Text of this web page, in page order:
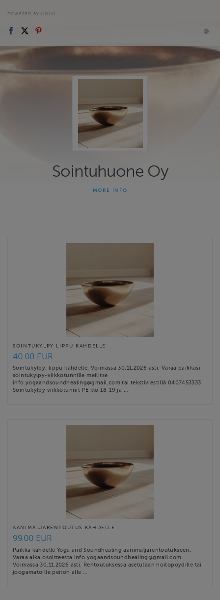
POWERED BY HOLVI
Sointuhuone Oy
(max osallistujamäärä 11 henkeä). Osoite Kiiskitie 1 D, 02170
https://www.yogaandsoundhealing.fi/
tytti.sointuhuone@gmail.com
MORE INFO
SOINTUKYLPY LIPPU KAHDELLE
40.00 EUR
Sointukylpy, lippu kahdelle. Voimassa 30.11.2026 asti. Varaa paikkasi
sointukylpy-viikkotunnille meilitse
info.yogaandsoundhealing@gmail.com tai tekstiviestillä 0407453333.
Sointukylpy viikkotunnit PE klo 18-19 ja …
ÄÄNIMALJARENTOUTUS KAHDELLE
99.00 EUR
Paikka kahdelle Yoga and Soundhealing äänimaljarentoutukseen.
Varaa aika osoitteesta info.yogaandsoundhealing@gmail.com.
Voimassa 30.11.2026 asti. Rentoutuksessa asetutaan hoitopöydille tai
joogamatoille peiton alle …